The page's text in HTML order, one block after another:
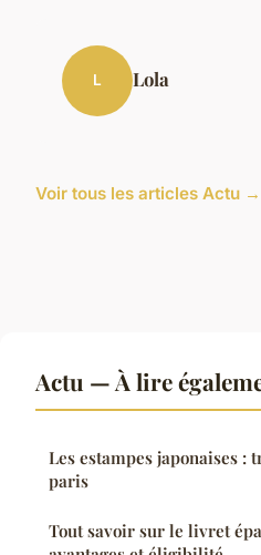
L Lola
Voir tous les articles Actu →
Actu — À lire
Les estampes japonaises :
paris
Tout savoir sur le livret